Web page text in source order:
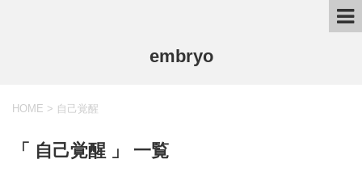
embryo
HOME > 自己覚醒
「 自己覚醒 」 一覧